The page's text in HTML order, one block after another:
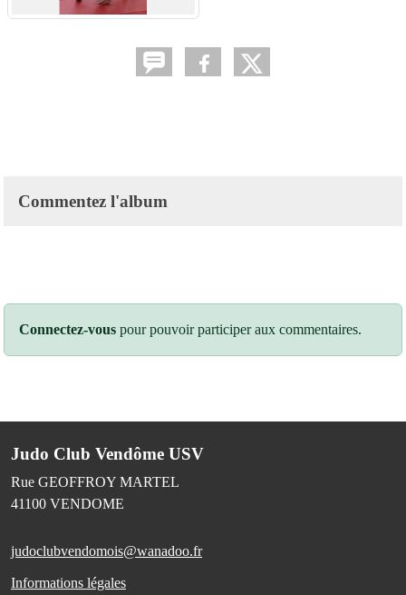
Commentez l'album
Connectez-vous pour pouvoir participer aux commentaires.
Judo Club Vendôme USV
Rue GEOFFROY MARTEL
41100 VENDOME
judoclubvendomois@wanadoo.fr
Informations légales